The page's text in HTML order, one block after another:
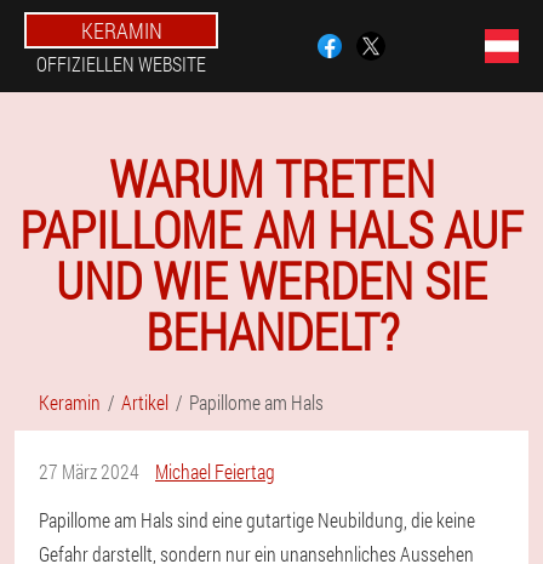
KERAMIN
OFFIZIELLEN WEBSITE
WARUM TRETEN
PAPILLOME AM HALS AUF
UND WIE WERDEN SIE
BEHANDELT?
Keramin Artikel Papillome am Hals
27 März 2024
Michael Feiertag
Papillome am Hals sind eine gutartige Neubildung, die keine
Gefahr darstellt, sondern nur ein unansehnliches Aussehen